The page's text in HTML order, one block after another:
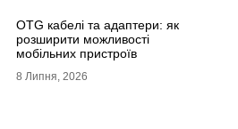
OTG кабелі та адаптери: як
розширити можливості
мобільних пристроїв
8 Липня, 2026